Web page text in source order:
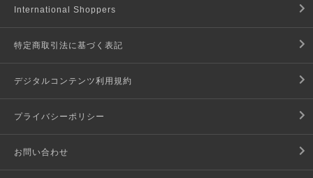
International Shoppers
特定商取引法に基づく表記
デジタルコンテンツ利用規約
プライバシーポリシー
お問い合わせ